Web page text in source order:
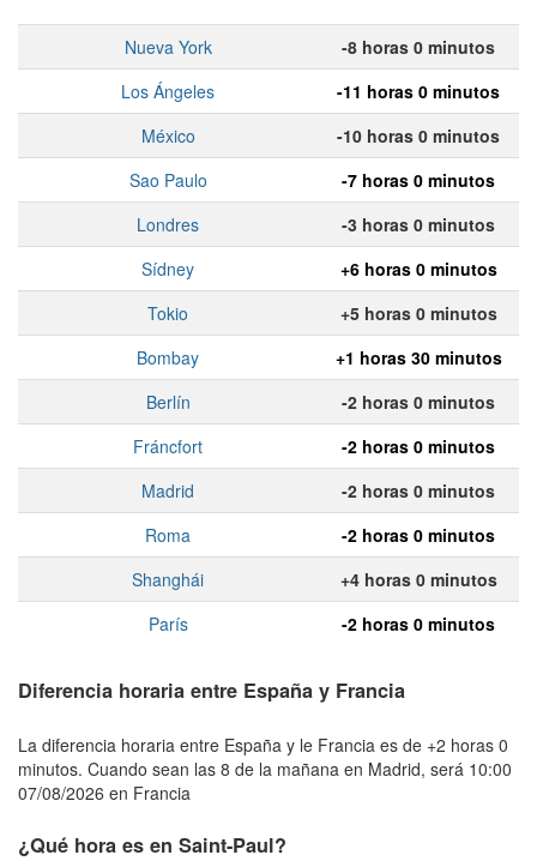
Nueva York
-8 horas 0 minutos
Los Ángeles
-11 horas 0 minutos
México
-10 horas 0 minutos
Sao Paulo
-7 horas 0 minutos
Londres
-3 horas 0 minutos
Sídney
+6 horas 0 minutos
Tokio
+5 horas 0 minutos
Bombay
+1 horas 30 minutos
Berlín
-2 horas 0 minutos
Fráncfort
-2 horas 0 minutos
Madrid
-2 horas 0 minutos
Roma
-2 horas 0 minutos
Shanghái
+4 horas 0 minutos
París
-2 horas 0 minutos
Diferencia horaria entre España y Francia
La diferencia horaria entre España y le Francia es de +2 horas 0
minutos. Cuando sean las 8 de la mañana en Madrid, será 10:00
07/08/2026 en Francia
¿Qué hora es en Saint-Paul?